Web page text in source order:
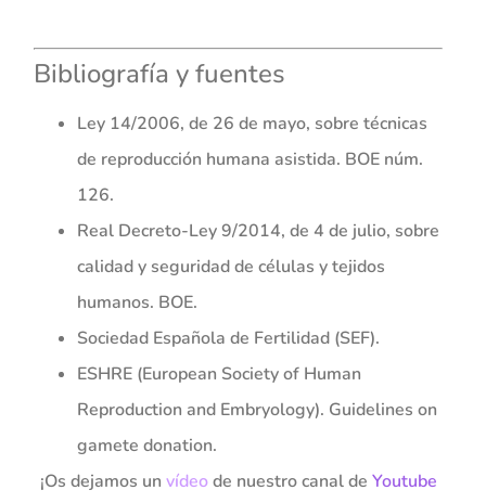
Bibliografía y fuentes
Ley 14/2006, de 26 de mayo, sobre técnicas
de reproducción humana asistida. BOE núm.
126.
Real Decreto-Ley 9/2014, de 4 de julio, sobre
calidad y seguridad de células y tejidos
humanos. BOE.
Sociedad Española de Fertilidad (SEF).
ESHRE (European Society of Human
Reproduction and Embryology). Guidelines on
gamete donation.
¡Os dejamos un vídeode nuestro canal de Youtube